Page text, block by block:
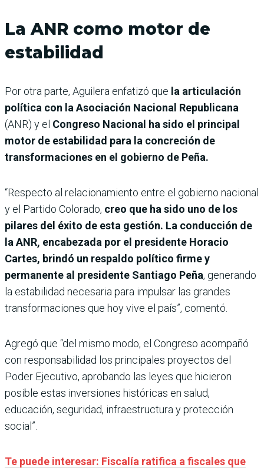
La ANR como motor de
estabilidad
Por otra parte, Aguilera enfatizó que la articulación
política con la Asociación Nacional Republicana
(ANR) y el Congreso Nacional ha sido el principal
motor de estabilidad para la concreción de
transformaciones en el gobierno de Peña.
“Respecto al relacionamiento entre el gobierno nacional
y el Partido Colorado, creo que ha sido uno de los
pilares del éxito de esta gestión. La conducción de
la ANR, encabezada por el presidente Horacio
Cartes, brindó un respaldo político firme y
permanente al presidente Santiago Peña, generando
la estabilidad necesaria para impulsar las grandes
transformaciones que hoy vive el país”, comentó.
Agregó que “del mismo modo, el Congreso acompañó
con responsabilidad los principales proyectos del
Poder Ejecutivo, aprobando las leyes que hicieron
posible estas inversiones históricas en salud,
educación, seguridad, infraestructura y protección
social”.
Te puede interesar: Fiscalía ratifica a fiscales que